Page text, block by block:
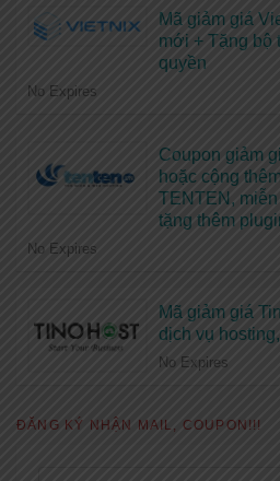
Mã giảm giá
mới + Tặng bộ
quyền
No Expires
Coupon giảm
hoặc cộng
TENTEN,
tặng thêm
No Expires
Mã giảm giá
dịch vụ
No Expires
ĐĂNG KÝ NHẬN MAIL, COUPON!!!